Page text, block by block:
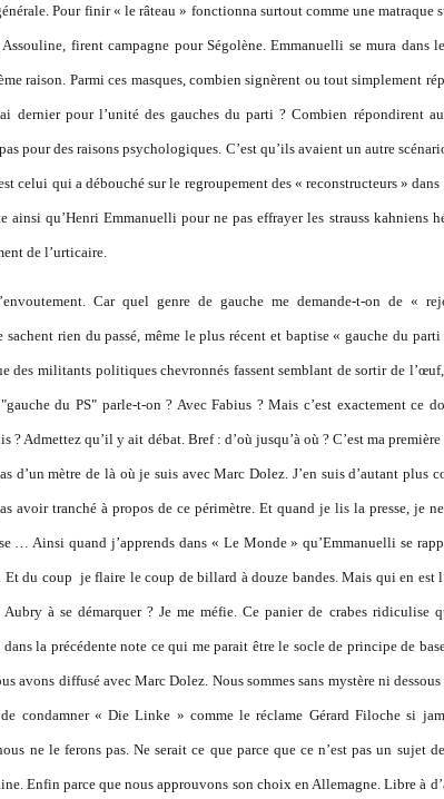
Pour finir « le râteau » fonctionna surtout comme une matraque
firent campagne pour Ségolène. Emmanuelli se mura dans
raison. Parmi ces masques, combien signèrent ou tout simplement
dernier pour l’unité des gauches du parti ? Combien répondirent
pour des raisons psychologiques. C’est qu’ils avaient un autre
celui qui a débouché sur le regroupement des « reconstructeurs »
qu’Henri Emmanuelli pour ne pas effrayer les strauss kahniens
de l’urticaire.
Car quel genre de gauche me demande-t-on de «
sachent rien du passé, même le plus récent et baptise « gauche du
des militants politiques chevronnés fassent semblant de sortir de
du PS" parle-t-on ? Avec Fabius ? Mais c’est exactement ce
Admettez qu’il y ait débat. Bref : d’où jusqu’à où ? C’est ma
mètre de là où je suis avec Marc Dolez. J’en suis d’autant plus
avoir tranché à propos de ce périmètre. Et quand je lis la presse, je
… Ainsi quand j’apprends dans « Le Monde » qu’Emmanuelli se
du coup je flaire le coup de billard à douze bandes. Mais qui en est
à se démarquer ? Je me méfie. Ce panier de crabes ridiculise
la précédente note ce qui me parait être le socle de principe de
avons diffusé avec Marc Dolez. Nous sommes sans mystère ni dessous
condamner « Die Linke » comme le réclame Gérard Filoche si
ne le ferons pas. Ne serait ce que parce que ce n’est pas un sujet
Enfin parce que nous approuvons son choix en Allemagne. Libre à